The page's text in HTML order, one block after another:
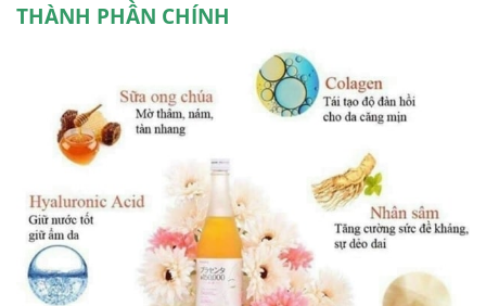
THÀNH PHẦN CHÍNH